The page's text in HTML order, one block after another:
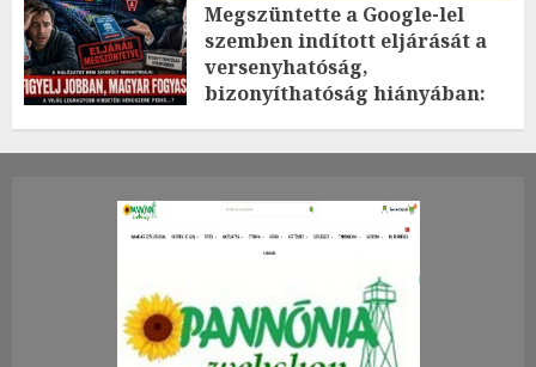
Megszüntette a Google-lel
szemben indított eljárását a
versenyhatóság,
bizonyíthatóság hiányában:
2026.JÚLIUS.23. CSÜTÖRTÖK.
0